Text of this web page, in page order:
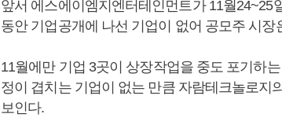
앞서 에스에이엠지엔터테인먼트가 11월24~25
동안 기업공개에 나선 기업이 없어 공모주 시장
11월에만 기업 3곳이 상장작업을 중도 포기하
정이 겹치는 기업이 없는 만큼 자람테크놀로지
보인다.